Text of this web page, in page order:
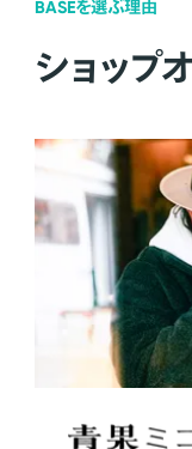
BASEを選ぶ理由
ショップ